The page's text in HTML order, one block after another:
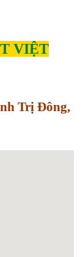
VIỆT
Trị Đông,